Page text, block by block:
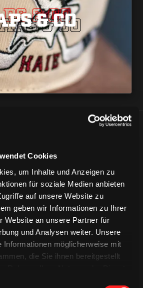
Cookies
um Inhalte und Anzeigen zu
für soziale Medien anbieten
auf unsere Website zu
geben wir Informationen zu Ihrer
Website an unsere Partner für
und Analysen weiter. Unsere
Informationen möglicherweise mit
die Sie ihnen bereitgestellt
& CO
& CO
& CO